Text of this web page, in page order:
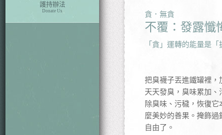
護持辦法
Donate Us 貪．無貪
不覆：發露懺
「貪」運轉的能量是
把臭襪子丟進鐵罐裡
天天發臭，臭味累加
除臭味、污穢，恢復
麼美妙的善果。掩飾
自由了。